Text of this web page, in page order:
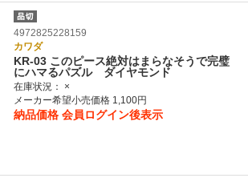
4972825228159
カワダ
KR-03 このピース絶対はまらなそうで完璧
にハマるパズル ダイヤモンド
在庫状況：
×
メーカー希望小売価格 1,100円
納品価格 会員ログイン後表示